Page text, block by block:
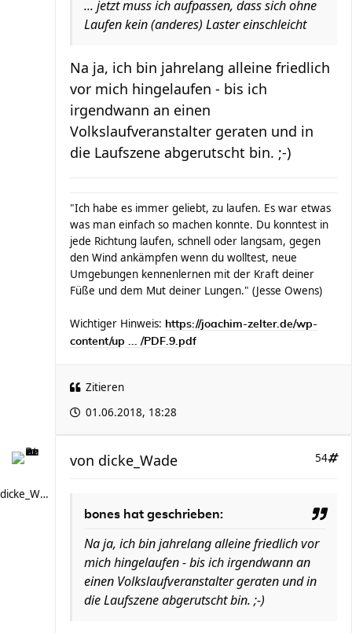
... jetzt muss ich aufpassen, dass sich ohne
Laufen kein (anderes) Laster einschleicht
Na ja, ich bin jahrelang alleine friedlich
vor mich hingelaufen - bis ich
irgendwann an einen
Volkslaufveranstalter geraten und in
die Laufszene abgerutscht bin. ;-)
"Ich habe es immer geliebt, zu laufen. Es war etwas
was man einfach so machen konnte. Du konntest in
jede Richtung laufen, schnell oder langsam, gegen
den Wind ankämpfen wenn du wolltest, neue
Umgebungen kennenlernen mit der Kraft deiner
Füße und dem Mut deiner Lungen." (Jesse Owens)
Wichtiger Hinweis: https://joachim-zelter.de/wp-
content/up ... /PDF.9.pdf
Zitieren
01.06.2018, 18:28
dicke_Wade
54
von dicke_Wade
bones hat geschrieben:
Na ja, ich bin jahrelang alleine friedlich vor
mich hingelaufen - bis ich irgendwann an
einen Volkslaufveranstalter geraten und in
die Laufszene abgerutscht bin. ;-)